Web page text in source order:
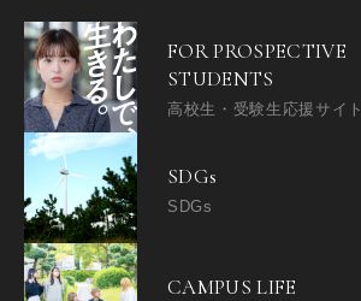
FOR PROSPECTIVE
STUDENTS
高校生・受験生応援サイト
SDGs
SDGs
CAMPUS LIFE